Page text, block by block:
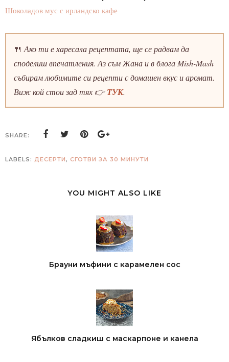
Шоколадов мус с ирландско кафе
🍴 Ако ти е харесала рецептата, ще се радвам да
споделиш впечатления. Аз съм Жана и в блога Mish-Mash
събирам любимите си рецепти с домашен вкус и аромат.
Виж кой стои зад тях 👉ТУК.
SHARE:
LABELS: ДЕСЕРТИ, СГОТВИ ЗА 30 МИНУТИ
YOU MIGHT ALSO LIKE
Брауни мъфини с карамелен сос
Ябълков сладкиш с маскарпоне и канела